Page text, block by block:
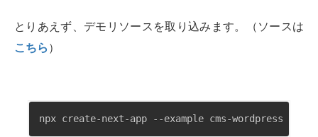
とりあえず、デモリソースを取り込みます。（ソースは
こちら ）
npx create-next-app --example cms-wordpress cms-